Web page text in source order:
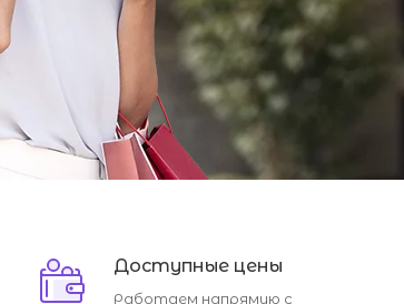
Доступные цены
Работаем напрямую с